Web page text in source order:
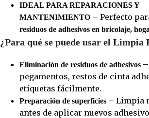
IDEAL PARA REPARACIONES Y
MANTENIMIENTO – Perfecto
residuos de adhesivos en bricolaje,
¿Para qué se puede usar el Limpia
Eliminación de residuos de adhesivos
pegamentos, restos de cinta
etiquetas fácilmente.
Preparación de superficies – Limpia
antes de aplicar nuevos